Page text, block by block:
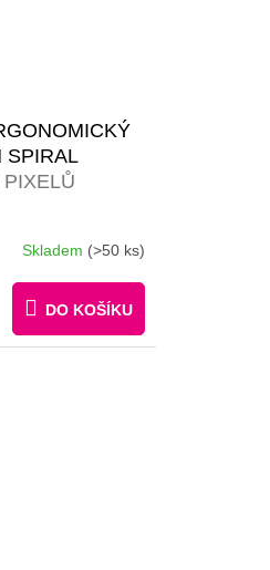
SPIRAL
Skladem (>50 ks)
DO KOŠÍKU